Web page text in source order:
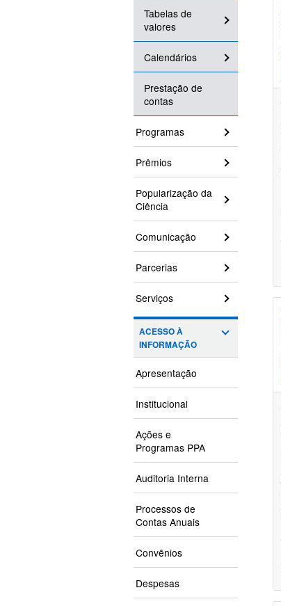
Tabelas de
valores
Calendários
Prestação de
contas
Programas
Prêmios
Popularização da
Ciência
Comunicação
Parcerias
Serviços
ACESSO À
INFORMAÇÃO
Apresentação
Institucional
Ações e
Programas PPA
Auditoria Interna
Processos de
Contas Anuais
Convênios
Despesas